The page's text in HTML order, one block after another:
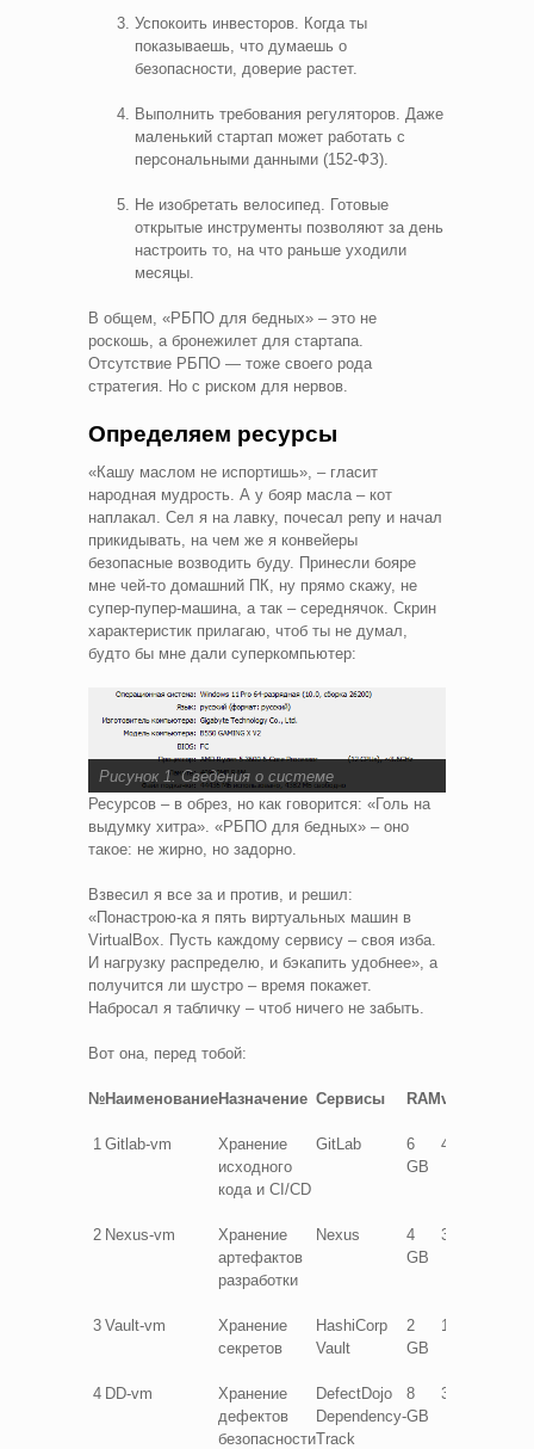
Успокоить инвесторов. Когда ты
показываешь, что думаешь о
безопасности, доверие растет.
Выполнить требования регуляторов. Даже
маленький стартап может работать с
персональными данными (152-ФЗ).
Не изобретать велосипед. Готовые
открытые инструменты позволяют за день
настроить то, на что раньше уходили
месяцы.
В общем, «РБПО для бедных» – это не
роскошь, а бронежилет для стартапа.
Отсутствие РБПО — тоже своего рода
стратегия. Но с риском для нервов.
Определяем ресурсы
«Кашу маслом не испортишь», – гласит
народная мудрость. А у бояр масла – кот
наплакал. Сел я на лавку, почесал репу и начал
прикидывать, на чем же я конвейеры
безопасные возводить буду. Принесли бояре
мне чей-то домашний ПК, ну прямо скажу, не
супер-пупер-машина, а так – середнячок. Скрин
характеристик прилагаю, чтоб ты не думал,
будто бы мне дали суперкомпьютер:
Рисунок 1. Сведения о системе
Ресурсов – в обрез, но как говорится: «Голь на
выдумку хитра». «РБПО для бедных» – оно
такое: не жирно, но задорно.
Взвесил я все за и против, и решил:
«Понастрою-ка я пять виртуальных машин в
VirtualBox. Пусть каждому сервису – своя изба.
И нагрузку распределю, и бэкапить удобнее», а
получится ли шустро – время покажет.
Набросал я табличку – чтоб ничего не забыть.
Вот она, перед тобой:
№НаименованиеНазначение Сервисы RAMvCPU
1 Gitlab-vm
Хранение
исходного
кода и CI/CD
GitLab
6
GB
4
2 Nexus-vm
Хранение
артефактов
разработки
Nexus
4
GB
3
3 Vault-vm
Хранение
секретов
HashiCorp
Vault
2
GB
1
4 DD-vm
Хранение
дефектов
безопасности
DefectDojo
Dependency-
Track
8
GB
3